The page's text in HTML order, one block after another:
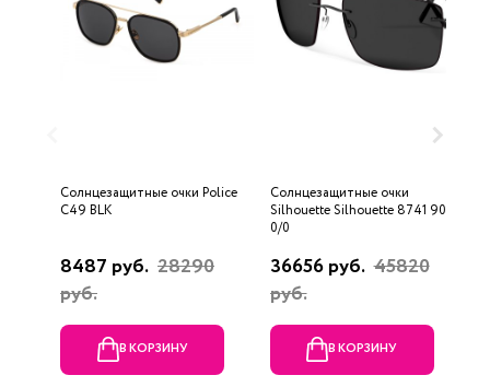
Солнцезащитные очки Police
C49 BLK
8487 руб. 28290
руб.
В КОРЗИНУ
Солнцезащитные очки
Silhouette Silhouette 8741 9040
0/0
36656 руб. 45820
руб.
В КОРЗИНУ